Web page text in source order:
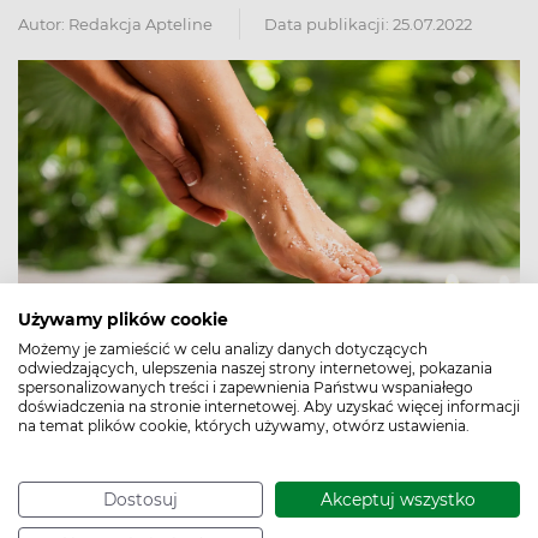
Używamy plików cookie
Możemy je zamieścić w celu analizy danych dotyczących
odwiedzających, ulepszenia naszej strony internetowej, pokazania
spersonalizowanych treści i zapewnienia Państwu wspaniałego
doświadczenia na stronie internetowej. Aby uzyskać więcej informacji
na temat plików cookie, których używamy, otwórz ustawienia.
Dostosuj Akceptuj wszystko
Autor: Redakcja Apteline Data publikacji: 25.07.2022
Pękające pięty to przede wszystkim problem zdrowotny
początkowym stadium możemy zregenerować pękające
pięty domowymi sposobami, np. regularnie zmiękczając